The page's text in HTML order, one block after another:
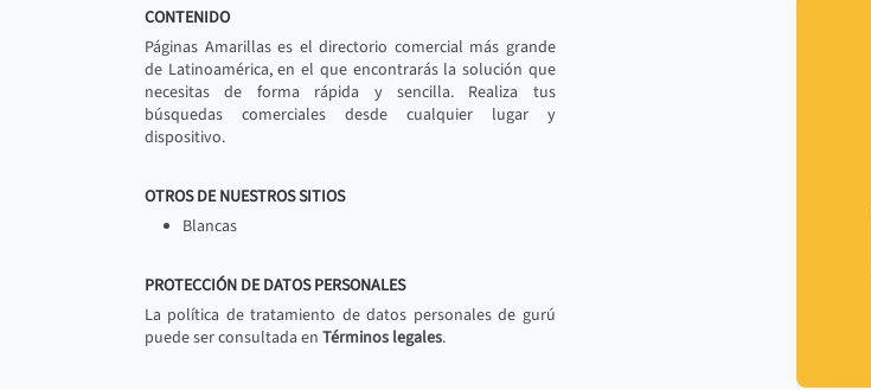
CONTENIDO
Páginas Amarillas es el directorio comercial más grande
de Latinoamérica, en el que encontrarás la solución que
necesitas de forma rápida y sencilla. Realiza tus
búsquedas comerciales desde cualquier lugar y
dispositivo.
OTROS DE NUESTROS SITIOS
Blancas
PROTECCIÓN DE DATOS PERSONALES
La política de tratamiento de datos personales de gurú
puede ser consultada en Términos legales.